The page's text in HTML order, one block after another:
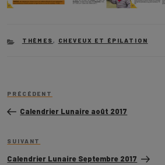
CATEGORIES
THÈMES , CHEVEUX ET ÉPILATION
de
l’article
Article
PRÉCÉDENT
Calendrier Lunaire août 2017
Article
SUIVANT
Calendrier Lunaire Septembre 2017